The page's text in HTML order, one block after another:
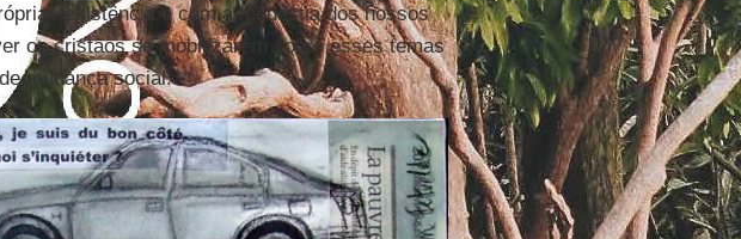
existência e com a modéstia dos nossos
os cristãos se mobilizarem sobre esses temas
mudança social.